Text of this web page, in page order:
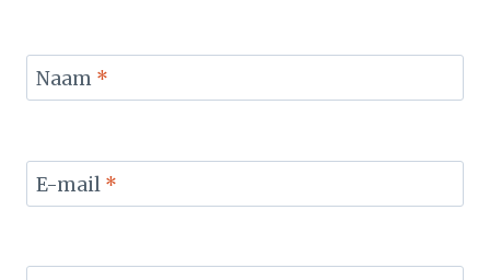
Naam *
E-mail *